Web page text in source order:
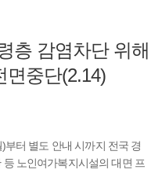
층 감염차단 위해
면중단(2.14)
부터 별도 안내 시까지 전국 경
노인여가복지시설의 대면 프